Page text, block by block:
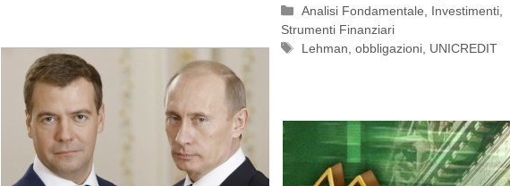
Categorie
Analisi Fondamentale Investimenti
Strumenti Finanziari
Tag
Lehman ,obbligazioni UNICREDIT